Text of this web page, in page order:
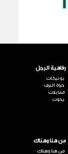
رفاهية الرجل
بوتيكات
حياة الترف
مقابلات
يخوت
من هنا وهناك
من هنا وهناك